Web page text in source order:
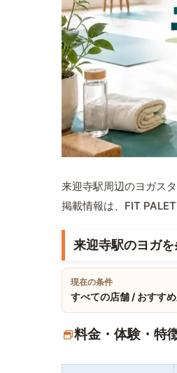
来迎寺駅周辺のヨガス
掲載情報は、FIT
来迎寺駅のヨガ
現在の条件
すべての店舗 / おすす
料金・体験・特